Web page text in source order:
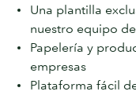
Una plantilla
nuestro equipo
Papelería y
empresas
Plataforma fácil